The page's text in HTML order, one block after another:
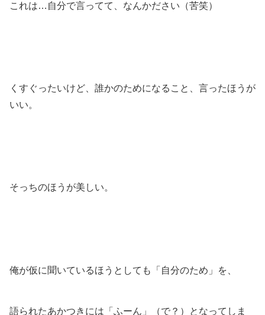
これは…自分で言ってて、なんかださい（苦笑）
くすぐったいけど、誰かのためになること、言ったほうが
いい。
そっちのほうが美しい。
俺が仮に聞いているほうとしても「自分のため」を、
語られたあかつきには「ふーん」（で？）となってしま